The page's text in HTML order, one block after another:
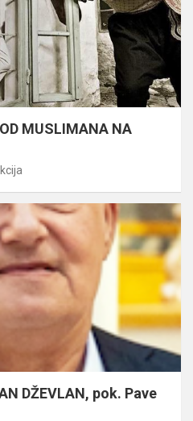
MUSLIMANA NA
DŽEVLAN, pok. Pave